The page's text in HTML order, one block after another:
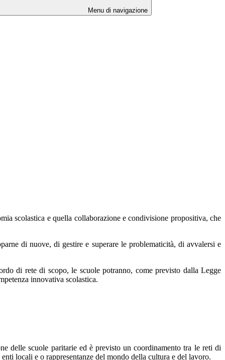
Menu di navigazione
scolastica e quella collaborazione e condivisione propositiva, che
di nuove, di gestire e superare le problematicità, di avvalersi e
di rete di scopo, le scuole potranno, come previsto dalla Legge
innovativa scolastica.
delle scuole paritarie ed è previsto un coordinamento tra le reti di
locali e o rappresentanze del mondo della cultura e del lavoro.